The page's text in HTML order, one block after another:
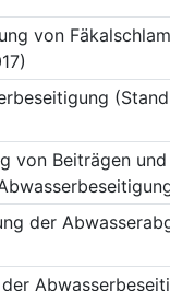
von
von Beiträgen
der